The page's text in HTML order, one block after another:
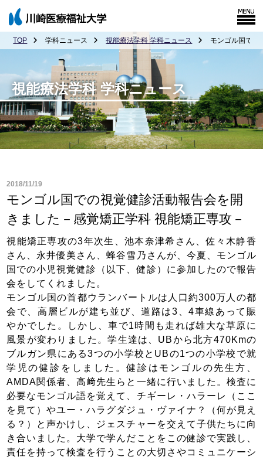
TOP 学科ニュース 視能療法学科 学科ニュース モンゴル国での
視能療法学科 学科ニュース
2018/11/19
モンゴル国での視覚健診活動報告会を開
きました－感覚矯正学科 視能矯正専攻－
視能矯正専攻の3年次生、池本奈津希さん、佐々木静香
さん、永井優美さん、蜂谷雪乃さんが、今夏、モンゴル
国での小児視覚健診（以下、健診）に参加したので報告
会をしてくれました。
モンゴル国の首都ウランバートルは人口約300万人の都
会で、高層ビルが建ち並び、道路は3、4車線あって賑
やかでした。しかし、車で1時間も走れば雄大な草原に
風景が変わりました。学生達は、UBから北方470Kmの
ブルガン県にある3つの小学校とUBの1つの小学校で就
学児の健診をしました。健診はモンゴルの先生方、
AMDA関係者、高﨑先生らと一緒に行いました。検査に
必要なモンゴル語を覚えて、チギーレ・ハラーレ（ここ
を見て）やユー・ハラグダジュ・ヴァイナ？（何が見え
る？）と声かけし、ジェスチャーを交えて子供たちに向
き合いました。大学で学んだことをこの健診で実践し、
責任を持って検査を行うことの大切さやコミュニケーシ